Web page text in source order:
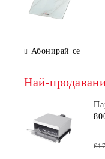
Абонирай се
Най-